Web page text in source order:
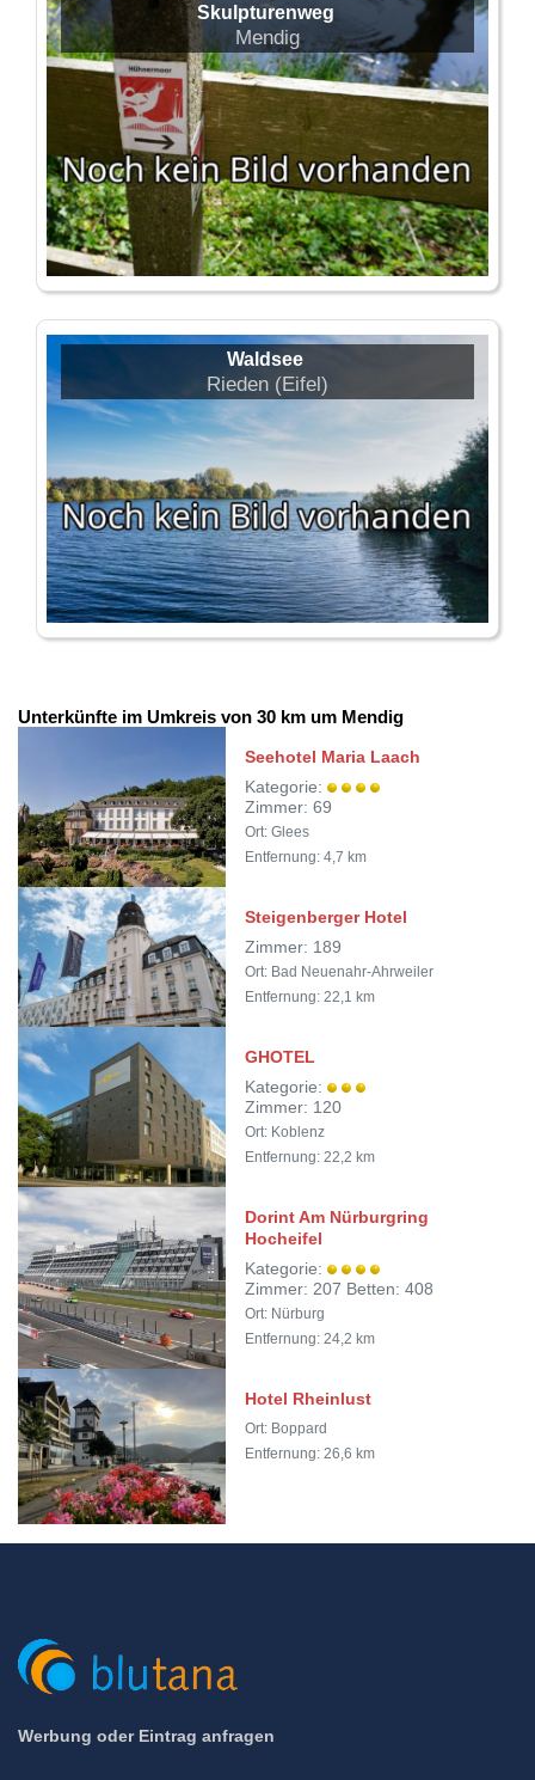
Skulpturenweg
Mendig
Waldsee
Rieden (Eifel)
Unterkünfte im Umkreis von 30 km um Mendig
Seehotel Maria Laach
Kategorie:
Zimmer: 69
Ort: Glees
Entfernung: 4,7 km
Steigenberger Hotel
Zimmer: 189
Ort: Bad Neuenahr-Ahrweiler
Entfernung: 22,1 km
GHOTEL
Kategorie:
Zimmer: 120
Ort: Koblenz
Entfernung: 22,2 km
Dorint Am Nürburgring
Hocheifel
Kategorie:
Zimmer: 207 Betten: 408
Ort: Nürburg
Entfernung: 24,2 km
Hotel Rheinlust
Ort: Boppard
Entfernung: 26,6 km
Werbung oder Eintrag anfragen